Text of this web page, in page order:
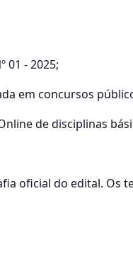
01 - 2025;
em concursos
de disciplinas
oficial do edital.